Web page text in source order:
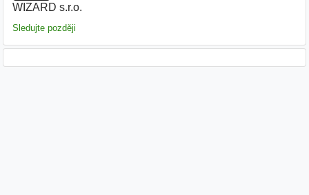
WIZARD s.r.o.
Sledujte později